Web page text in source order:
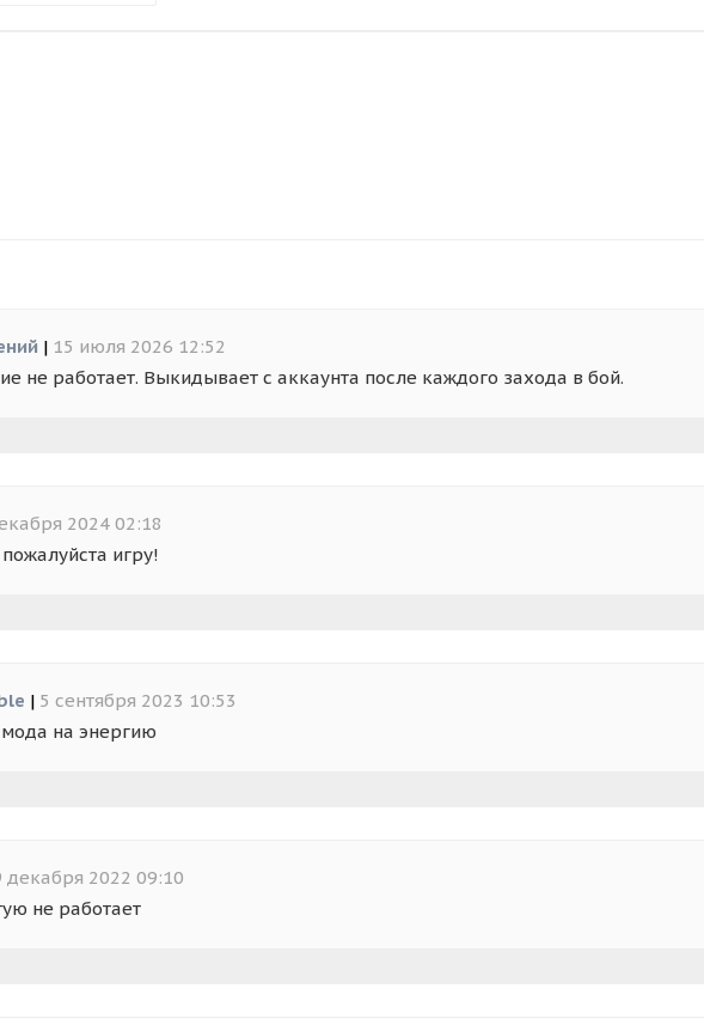
| 15 июля 2026 12:52
не работает. Выкидывает с аккаунта после каждого захода в бой.
2024 02:18
игру!
| 5 сентября 2023 10:53
мода на энергию
декабря 2022 09:10
не работает